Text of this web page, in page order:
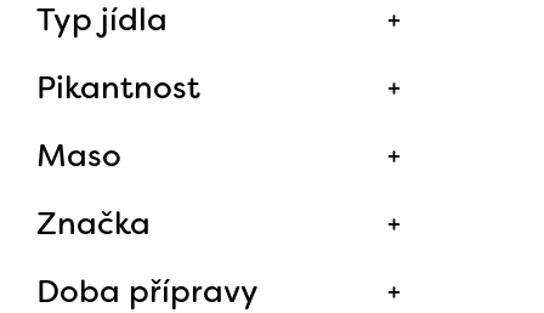
Typ jídla
Pikantnost
Maso
Značka
Doba přípravy